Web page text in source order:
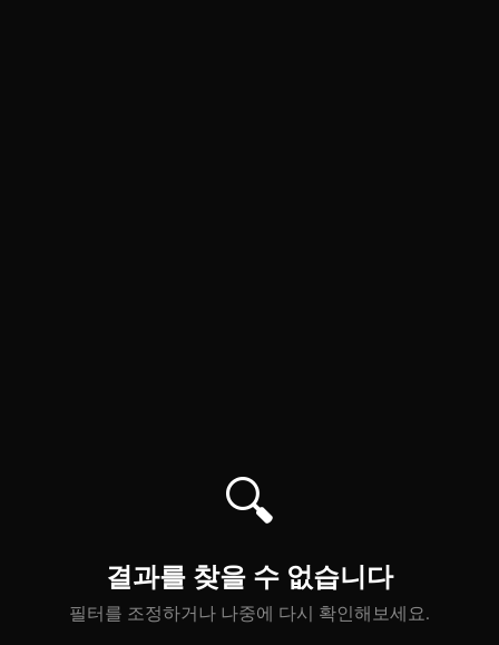
🔍
결과를 찾을 수 없습니다
필터를 조정하거나 나중에 다시 확인해보세요.